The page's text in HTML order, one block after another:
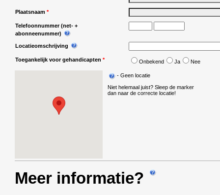
Plaatsnaam *
Telefoonnummer (net- +
abonneenummer)
Locatieomschrijving
Toegankelijk voor gehandicapten * Onbekend Ja Nee
- Geen locatie
Niet helemaal juist? Sleep de marker
dan naar de correcte locatie!
Meer informatie?